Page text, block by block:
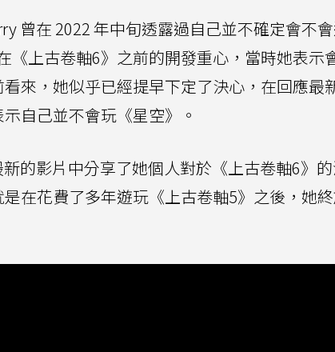
曾在 2022 年中旬透露過自己並不確定會不
《上古卷軸6》之前的開發重心，當時她表示
來，她似乎已經提早下定了決心，在回應最
自己並不會玩《星空》。
的影片中分享了她個人對於《上古卷軸6》
在花費了多年遊玩《上古卷軸5》之後，她